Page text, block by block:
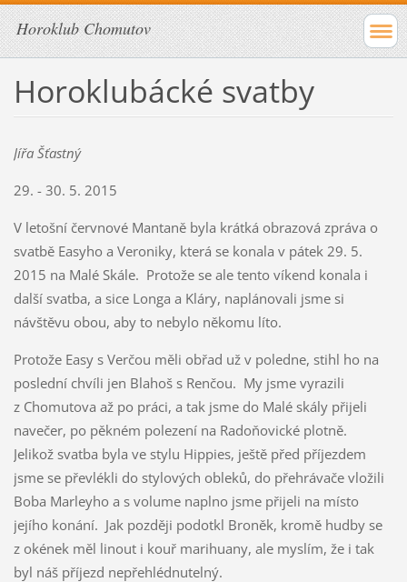
Horoklub Chomutov
Horoklubácké svatby
Jířa Šťastný
29. - 30. 5. 2015
V letošní červnové Mantaně byla krátká obrazová zpráva o
svatbě Easyho a Veroniky, která se konala v pátek 29. 5.
2015 na Malé Skále. Protože se ale tento víkend konala i
další svatba, a sice Longa a Kláry, naplánovali jsme si
návštěvu obou, aby to nebylo někomu líto.
Protože Easy s Verčou měli obřad už v poledne, stihl ho na
poslední chvíli jen Blahoš s Renčou. My jsme vyrazili
z Chomutova až po práci, a tak jsme do Malé skály přijeli
navečer, po pěkném polezení na Radoňovické plotně.
Jelikož svatba byla ve stylu Hippies, ještě před příjezdem
jsme se převlékli do stylových obleků, do přehrávače vložili
Boba Marleyho a s volume naplno jsme přijeli na místo
jejího konání. Jak později podotkl Broněk, kromě hudby se
z okének měl linout i kouř marihuany, ale myslím, že i tak
byl náš příjezd nepřehlédnutelný.